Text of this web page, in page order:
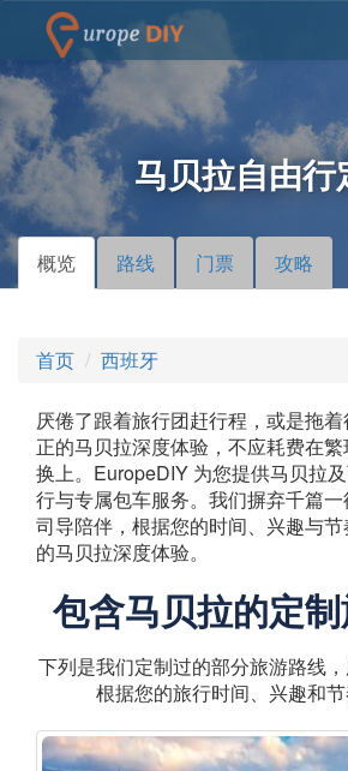
马贝拉自由行
主标签
概览
动标
路线 门票 攻略
首页 西班牙
厌倦了跟着旅行团赶行程，或是拖
正的马贝拉深度体验，不应耗费在
换上。EuropeDIY 为您提供马贝拉
行与专属包车服务。我们摒弃千篇
司导陪伴，根据您的时间、兴趣与
的马贝拉深度体验。
包含马贝拉的定
下列是我们定制过的部分旅游路线
根据您的旅行时间、兴趣和